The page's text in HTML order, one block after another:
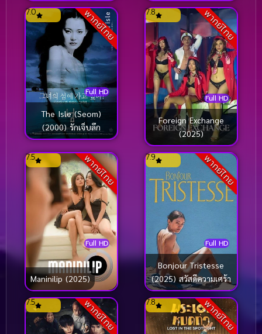
พากย์ไทย
Full HD
7.0
The Isle (Seom)
(2000) รักเจ็บลึก
พากย์ไทย
Full HD
7.8
Foreign Exchange
(2025)
พากย์ไทย
Full HD
7.5
Maninilip (2025)
พากย์ไทย
Full HD
7.9
Bonjour Tristesse
(2025) สวัสดีความเศร้า
พากย์ไทย
7.5 พากย์ไทย
7.8